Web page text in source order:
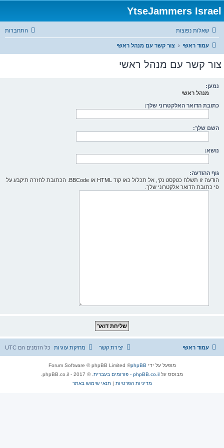
YtseJammers Israel
שאלות נפוצות התחברות
עמוד ראשי צור קשר עם מנהל ראשי
צור קשר עם מנהל ראשי
נמען:
מנהל ראשי
כתובת הדואר האלקטרוני שלך:
השם שלך:
נושא:
גוף ההודעה:
הודעה זו תשלח כטקסט נקי, אל תכלול כאו קוד HTML או BBCode. הכתובת לחזרה תיקבע על
פי כתובת הדואר אלקטרוני שלך.
עמוד ראשי כל הזמנים הם UTC מחיקת עוגיות יצירת קשר
מופעל על ידי phpBB
® Forum Software © phpBB Limited
מבוסס על phpBB.co.il - פורומים בעברית
. © 2017 - phpBB.co.il.
מדיניות הפרטיות |תנאי שימוש באתר